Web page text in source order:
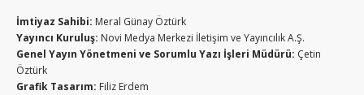
İmtiyaz Sahibi: Meral Günay Öztürk
Yayıncı Kuruluş: Novi Medya Merkezi İletişim ve Yayıncılık A.Ş.
Genel Yayın Yönetmeni ve Sorumlu Yazı İşleri Müdürü: Çetin
Öztürk
Grafik Tasarım: Filiz Erdem